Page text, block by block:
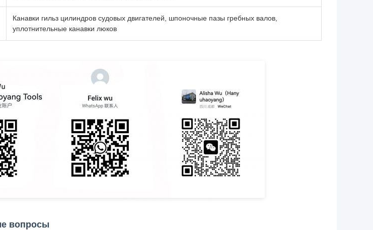
Канавки гильз цилиндров судовых двигателей, шпоночные пазы гребных валов,
уплотнительные канавки люков
вопросы